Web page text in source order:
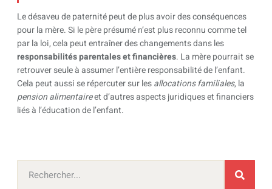
Le désaveu de paternité peut de plus avoir des conséquences
pour la mère. Si le père présumé n’est plus reconnu comme tel
par la loi, cela peut entraîner des changements dans les
responsabilités parentales et financières. La mère pourrait se
retrouver seule à assumer l’entière responsabilité de l’enfant.
Cela peut aussi se répercuter sur lesallocations familiales, la
pension alimentaireet d’autres aspects juridiques et financiers
liés à l’éducation de l’enfant.